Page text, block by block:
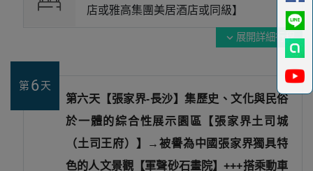
店或雅高集團美居酒店或同級】
expand_more 展開詳細行程
第6天
第六天【張家界-長沙】集歷史、文化與民俗
於一體的綜合性展示園區【張家界土司城
（土司王府）】→被譽為中國張家界獨具特
色的人文景觀【軍聲砂石畫院】+++搭乘動車